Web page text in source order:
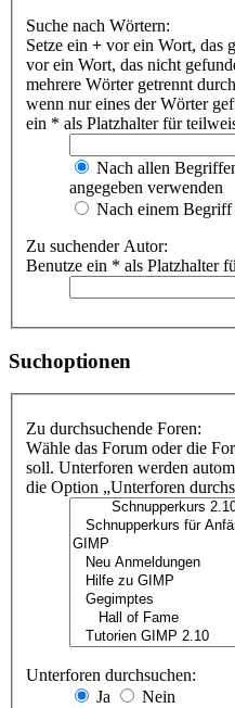
Suche nach Wörtern:
Setze ein + vor ein Wort, das
vor ein Wort, das nicht
mehrere Wörter getrennt durch
wenn nur eines der Wörter
ein * als Platzhalter für
Nach allen
angegeben verwenden
Nach einem Begriff
Zu suchender Autor:
Benutze ein * als Platzhalter
Suchoptionen
Zu durchsuchende Foren:
Wähle das Forum oder die
soll. Unterforen werden
die Option „Unterforen
Unterforen durchsuchen:
Ja
Nein